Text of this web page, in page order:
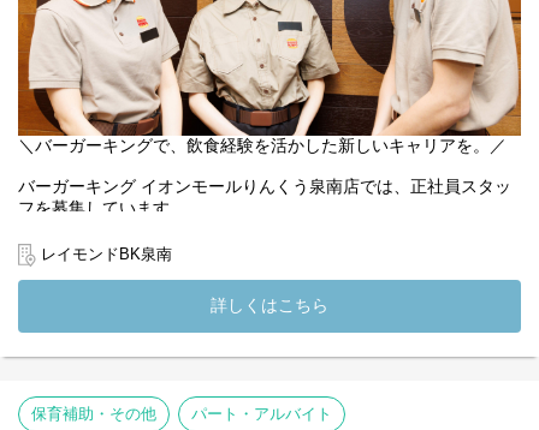
◎職員A
月：12～21時
火：12～21時
水：10～19時
木：お休み
金：9～18時
土：9～18時
日：お休み
◎職員B
火：9～18時
水：お休み
木：お休み
土：12～21時
＼バーガーキングで、飲食経験を活かした新しいキャリアを。／
バーガーキング イオンモールりんくう泉南店では、正社員スタッ
フを募集しています。
接客や調理はもちろん、店舗運営やスタッフ育成など、飲食店づ
くりの中心メンバーとして活躍いただけるポジションです。
飲食店としてお客様に満足いただけるサービスを提供しながら、
障がいのあるスタッフの就労支援にも取り組んでいます。
飲食経験を活かしながら、人材育成やマネジメントにも携わるこ
とができるため、「飲食の仕事は好きだけど、もっと成長できる
レイモンドBK泉南
詳しくはこちら
保育補助・その他 パート・アルバイト